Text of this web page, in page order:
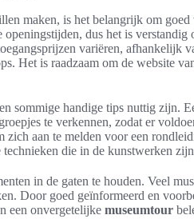
maken, is het belangrijk om goed
dus het is
variëren, afhankelijk
Het is raadzaam om de website
sommige handige tips nuttig zijn.
te verkennen, zodat er
aan te melden voor een
die in de kunstwerken
in de gaten te houden. Veel
Door goed geïnformeerd en
een onvergetelijke museumtour